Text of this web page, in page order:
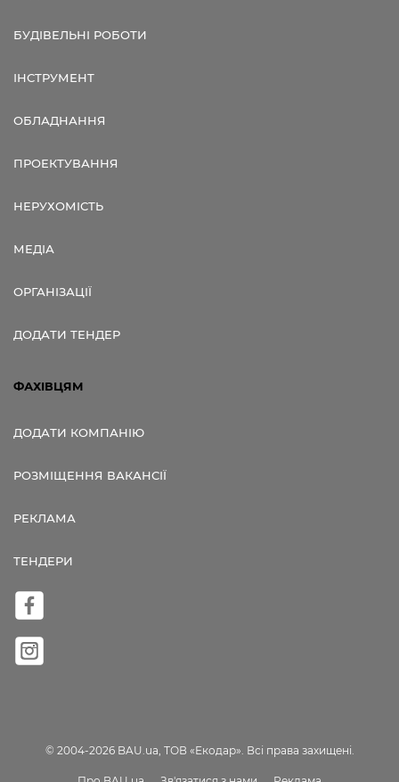
БУДІВЕЛЬНІ РОБОТИ
ІНСТРУМЕНТ
ОБЛАДНАННЯ
ПРОЕКТУВАННЯ
НЕРУХОМІСТЬ
МЕДІА
ОРГАНІЗАЦІЇ
ДОДАТИ ТЕНДЕР
ФАХІВЦЯМ
ДОДАТИ КОМПАНІЮ
РОЗМІЩЕННЯ ВАКАНСІЇ
РЕКЛАМА
ТЕНДЕРИ
© 2004-2026 BAU.ua, ТОВ «Екодар». Всі права захищені.